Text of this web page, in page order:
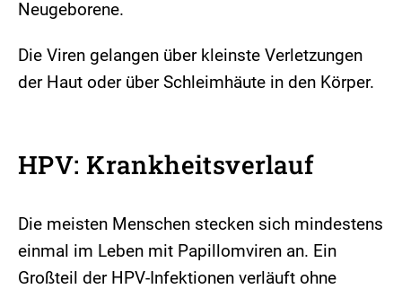
Neugeborene.
Die Viren gelangen über kleinste Verletzungen
der Haut oder über Schleimhäute in den Körper.
HPV: Krankheitsverlauf
Die meisten Menschen stecken sich mindestens
einmal im Leben mit Papillomviren an. Ein
Großteil der HPV-Infektionen verläuft ohne